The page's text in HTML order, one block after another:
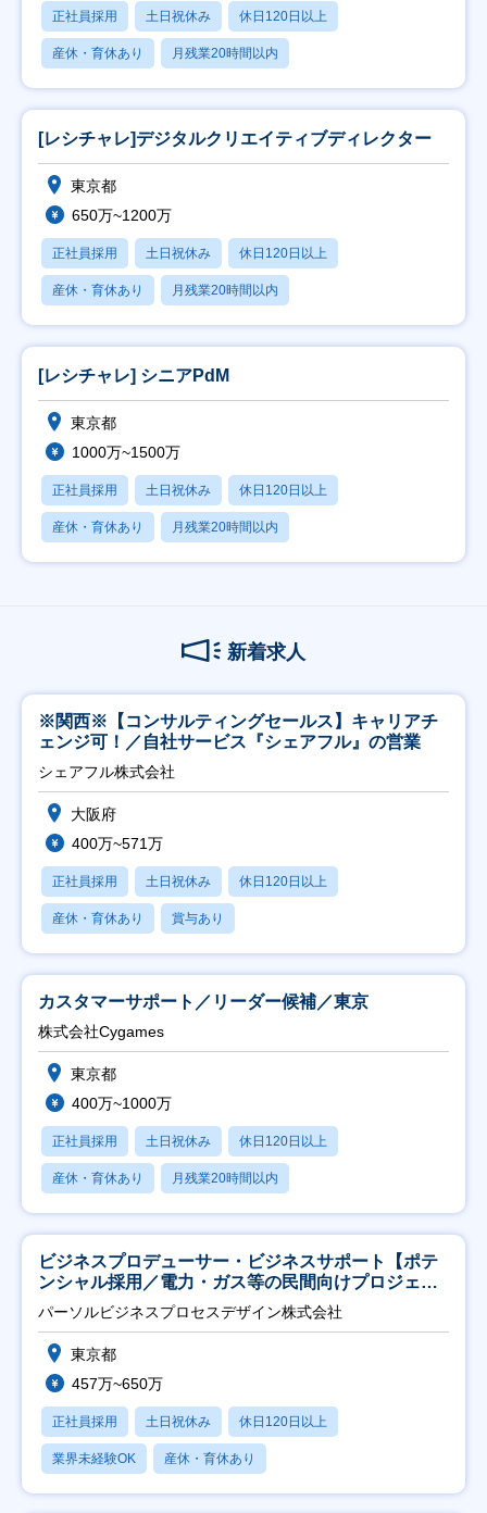
正社員採用 土日祝休み 休日120日以上
産休・育休あり 月残業20時間以内
[レシチャレ]デジタルクリエイティブディレクター
東京都
650万~1200万
正社員採用 土日祝休み 休日120日以上
産休・育休あり 月残業20時間以内
[レシチャレ] シニアPdM
東京都
1000万~1500万
正社員採用 土日祝休み 休日120日以上
産休・育休あり 月残業20時間以内
新着求人
※関西※【コンサルティングセールス】キャリアチ
ェンジ可！／自社サービス『シェアフル』の営業
シェアフル株式会社
大阪府
400万~571万
正社員採用 土日祝休み 休日120日以上
産休・育休あり 賞与あり
カスタマーサポート／リーダー候補／東京
株式会社Cygames
東京都
400万~1000万
正社員採用 土日祝休み 休日120日以上
産休・育休あり 月残業20時間以内
ビジネスプロデューサー・ビジネスサポート【ポテ
ンシャル採用／電力・ガス等の民間向けプロジェク
ト推進】
パーソルビジネスプロセスデザイン株式会社
東京都
457万~650万
正社員採用 土日祝休み 休日120日以上
業界未経験OK 産休・育休あり